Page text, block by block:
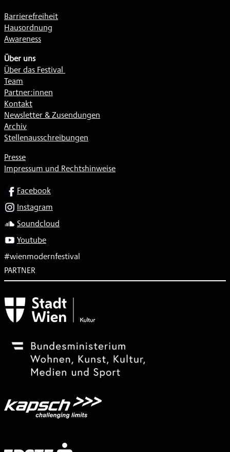
Barrierefreiheit
Hausordnung
Awareness
Über uns
Über das Festival
Team
Partner:innen
Kontakt
Newsletter & Zusendungen
Archiv
Stellenausschreibungen
Presse
Impressum und Rechtshinweise
SOCIALFacebook
Instagram
Soundcloud
Youtube
#wienmodernfestival
PARTNER
Subventionsgeber